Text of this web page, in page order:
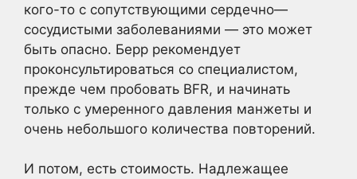
кого-то с сопутствующими сердечно—
сосудистыми заболеваниями — это может
быть опасно. Берр рекомендует
проконсультироваться со специалистом,
прежде чем пробовать BFR, и начинать
только с умеренного давления манжеты и
очень небольшого количества повторений.
И потом, есть стоимость. Надлежащее